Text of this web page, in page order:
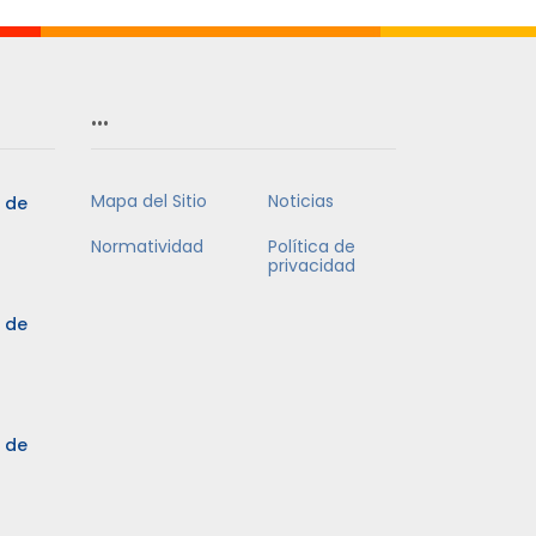
de
de
de
…
Mapa del Sitio
Noticias
Normatividad
Política de
privacidad